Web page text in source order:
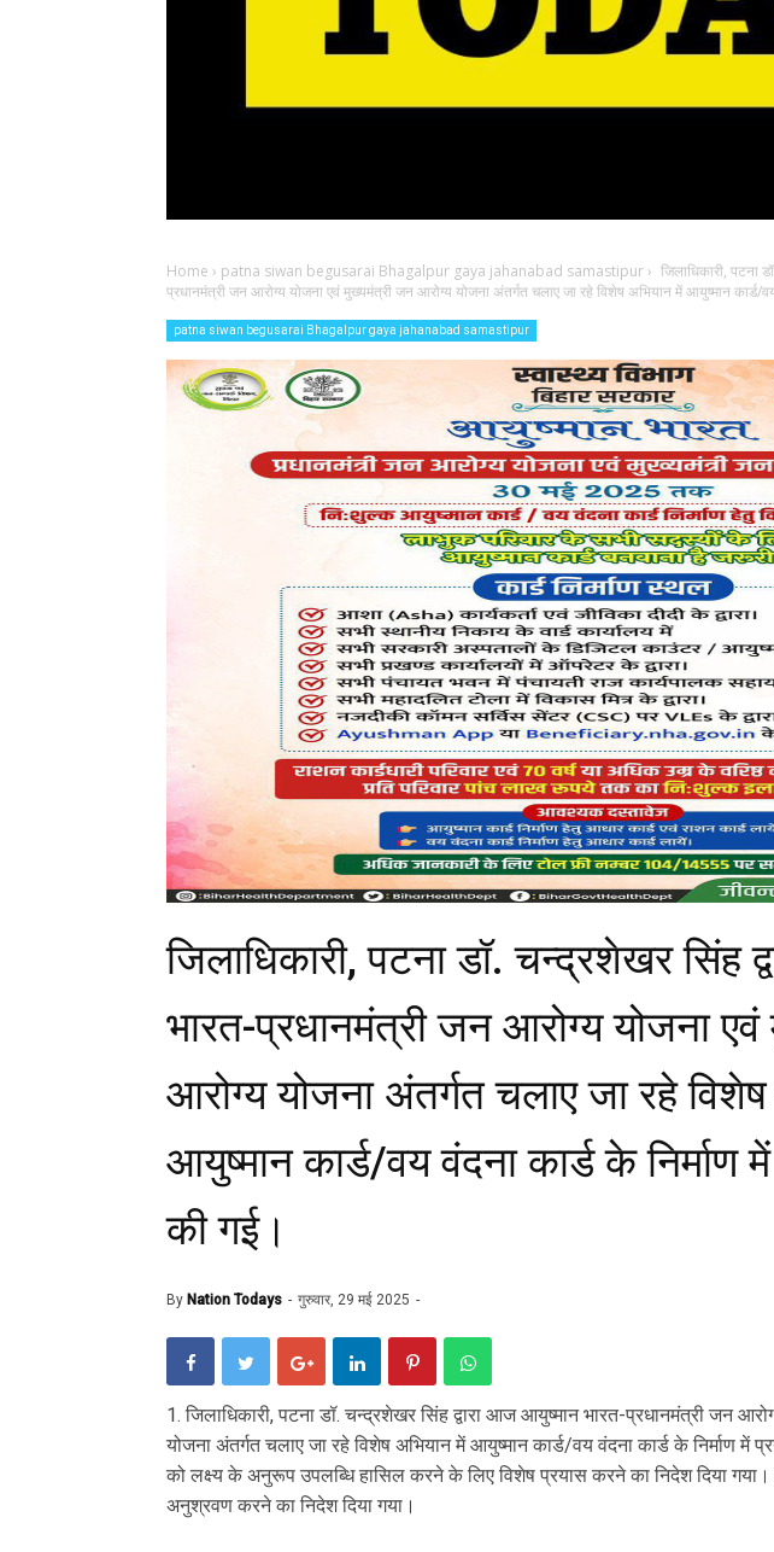
Home › patna siwan begusarai Bhagalpur gaya jahanabad samastipur› जिलाधिकारी, पटना
प्रधानमंत्री जन आरोग्य योजना एवं मुख्यमंत्री जन आरोग्य योजना अंतर्गत चलाए जा रहे विशेष अभियान में आयुष्मान कार्ड/वय
patna siwan begusarai Bhagalpur gaya jahanabad samastipur
जिलाधिकारी, पटना डॉ. चन्द्रशेखर सिंह
भारत-प्रधानमंत्री जन आरोग्य योजना
आरोग्य योजना अंतर्गत चलाए जा रहे
आयुष्मान कार्ड/वय वंदना कार्ड के निर्माण
की गई।
By Nation Todays गुरुवार, 29 मई 2025
1. जिलाधिकारी, पटना डॉ. चन्द्रशेखर सिंह द्वारा आज आयुष्मान भारत-प्रधानमंत्री जन
योजना अंतर्गत चलाए जा रहे विशेष अभियान में आयुष्मान कार्ड/वय वंदना कार्ड के निर्माण में
को लक्ष्य के अनुरूप उपलब्धि हासिल करने के लिए विशेष प्रयास करने का निदेश दिया
अनुश्रवण करने का निदेश दिया गया।